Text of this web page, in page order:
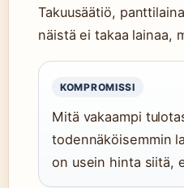
Takuusäätiö,
näistä ei takaa lainaa,
KOMPROMISSI
Mitä vakaampi
todennäköisemmin
on usein hinta siitä,